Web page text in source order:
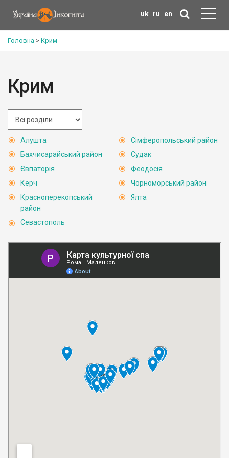
uk ru en
Головна > Крим
Крим
Алушта
Бахчисарайський район
Євпаторія
Керч
Красноперекопський
район
Севастополь
Сімферопольський район
Судак
Феодосія
Чорноморський район
Ялта